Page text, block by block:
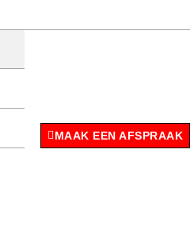
MAAK EEN AFSPRAAK